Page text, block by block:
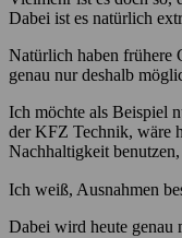
Dabei ist es natürlich
Natürlich haben frühere
genau nur deshalb
Ich möchte als Beispiel
der KFZ Technik, wäre
Nachhaltigkeit
Ich weiß, Ausnahmen
Dabei wird heute genau